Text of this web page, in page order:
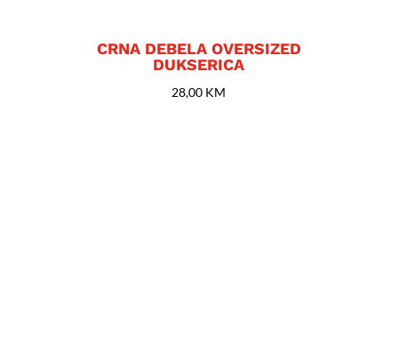
CRNA DEBELA OVERSIZED
DUKSERICA
28,00 KM